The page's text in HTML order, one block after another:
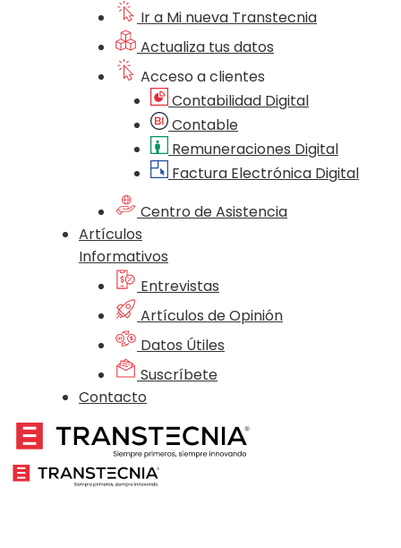
Ir a Mi nueva Transtecnia
Actualiza tus datos
Acceso a clientes
Contabilidad Digital
Contable
Remuneraciones Digital
Factura Electrónica Digital
Centro de Asistencia
Artículos
Informativos
Entrevistas
Artículos de Opinión
Datos Útiles
Suscríbete
Contacto